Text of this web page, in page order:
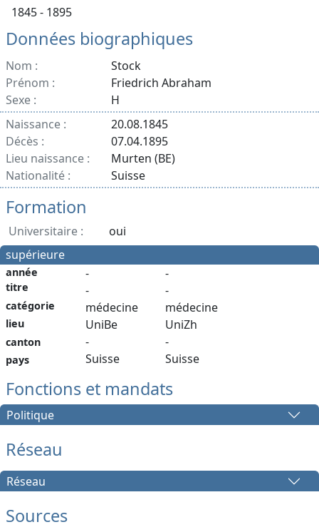
1845 - 1895
Données biographiques
Nom :
Stock
Prénom :
Friedrich Abraham
Sexe :
H
Naissance :
20.08.1845
Décès :
07.04.1895
Lieu naissance :
Murten (BE)
Nationalité :
Suisse
Formation
Universitaire :
oui
supérieure
année
titre
catégorie
lieu
canton
pays
-
-
médecine
UniBe
-
Suisse
-
-
médecine
UniZh
-
Suisse
Fonctions et mandats
Politique
Réseau
Réseau
Sources